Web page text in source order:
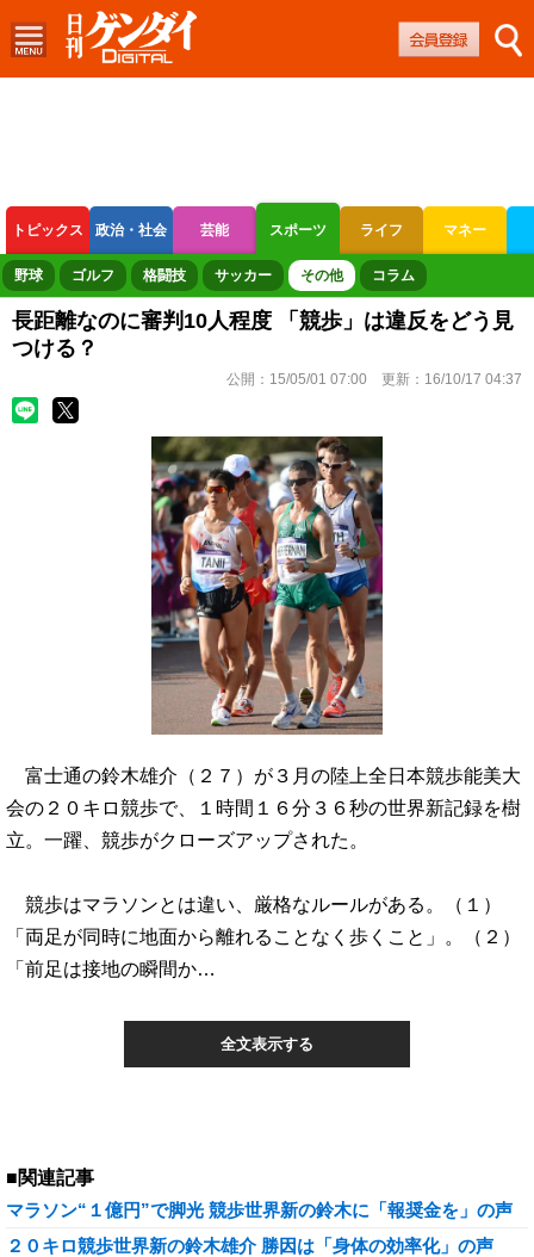
トピックス 政治・社会 芸能 スポーツ ライフ マネー
ボートレース 競輪 オートレース
野球 ゴルフ 格闘技 サッカー その他 コラム
長距離なのに審判10人程度 「競歩」は違反をどう見
つける？
公開： 15/05/01 07:00 更新： 16/10/17 04:37
富士通の鈴木雄介（２７）が３月の陸上全日本競歩能美大
会の２０キロ競歩で、１時間１６分３６秒の世界新記録を樹
立。一躍、競歩がクローズアップされた。
競歩はマラソンとは違い、厳格なルールがある。（１）
「両足が同時に地面から離れることなく歩くこと」。（２）
「前足は接地の瞬間か…
全文表示する
■関連記事
マラソン“１億円”で脚光 競歩世界新の鈴木に「報奨金を」の声
２０キロ競歩世界新の鈴木雄介 勝因は「身体の効率化」の声